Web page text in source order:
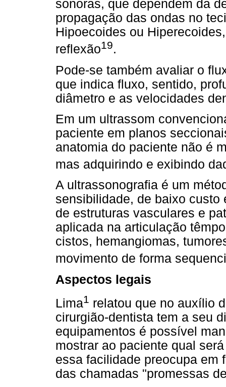
sonoras, que dependem da
propagação das ondas no
Hipoecoides ou
reflexão19.
Pode-se também avaliar o
que indica fluxo, sentido,
diâmetro e as velocidades
Em um ultrassom
paciente em planos
anatomia do paciente não é
mas adquirindo e exibindo
A ultrassonografia é um
sensibilidade, de baixo custo
de estruturas vasculares e
aplicada na articulação
cistos, hemangiomas,
movimento de forma
Aspectos legais
Lima1 relatou que no auxílio
cirurgião-dentista tem a seu
equipamentos é possível
mostrar ao paciente qual
essa facilidade preocupa em
das chamadas "promessas